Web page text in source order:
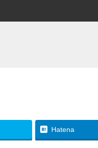
Hatena